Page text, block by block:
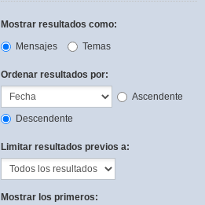
Mostrar resultados como:
Mensajes
Temas
Ordenar resultados por:
Ascendente
Descendente
Limitar resultados previos a:
Mostrar los primeros: